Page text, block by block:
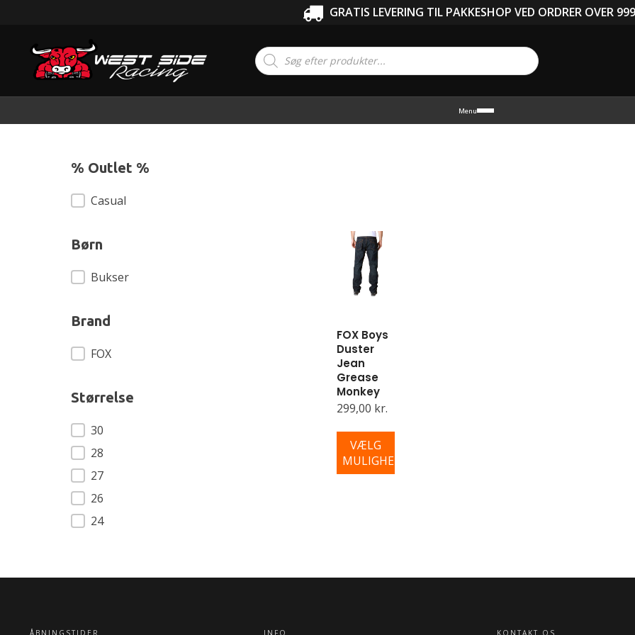
GRATIS LEVERING TIL PAKKESHOP VED ORDRER OVER
Products
search
Menu
% Outlet %
% Outlet %
Casual
Børn
BørnBukser
Brand
Brand
FOX
Størrelse
Størrelse
30
28
27
26
24
FOX Boys
Duster
Jean
Grease
Monkey
299,00 kr.
VÆLG
MULIGHEDER
ÅBNINGSTIDER INFO KONTAKT OS